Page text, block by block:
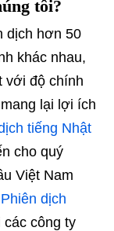
tôi?
dịch hơn 50
khác nhau,
với độ chính
lại lợi ích
tiếng Nhật
cho quý
Việt Nam
dịch
các công ty